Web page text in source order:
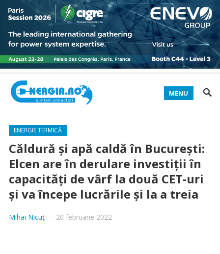
MENU
ENERGIE TERMICĂ
Căldură și apă caldă în București:
Elcen are în derulare investiții în
capacități de vârf la două CET-uri
și va începe lucrările și la a treia
Mihai Nicuț— 20 februarie 2022